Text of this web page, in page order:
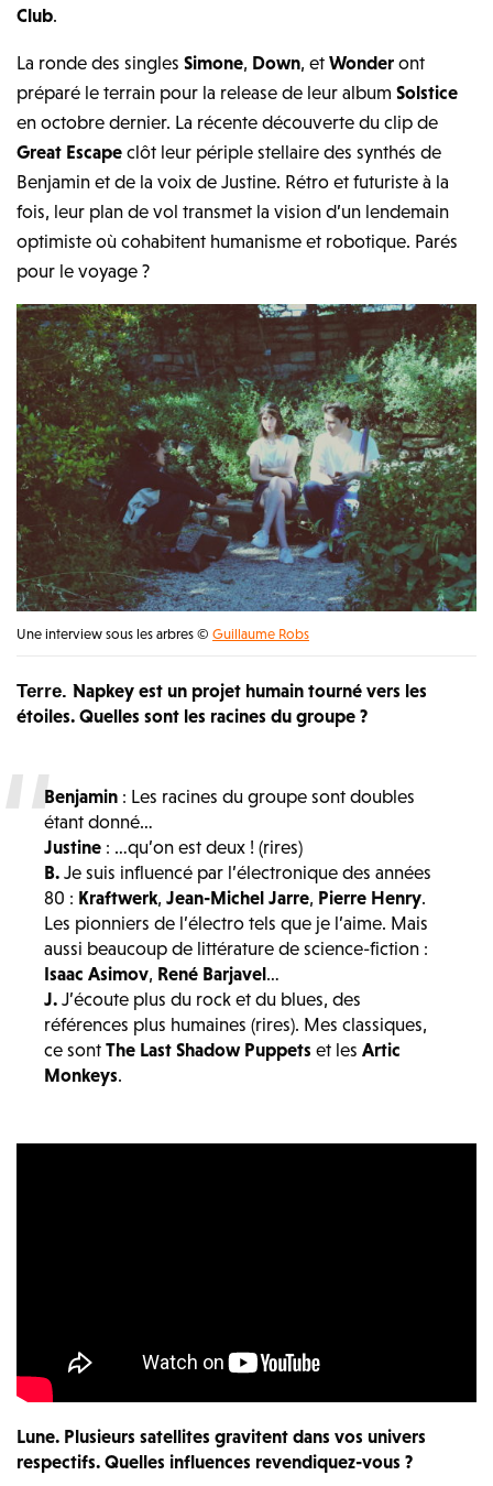
Club.
La ronde des singlesSimone, Down, etWonder ont
préparé le terrain pour la release de leur albumSolstice
en octobre dernier. La récente découverte du clip de
Great Escape clôt leur périple stellaire des synthés de
Benjamin et de la voix de Justine. Rétro et futuriste à la
fois, leur plan de vol transmet la vision d’un lendemain
optimiste où cohabitent humanisme et robotique. Parés
pour le voyage ?
Une interview sous les arbres © Guillaume Robs
Terre. Napkey est un projet humain tourné vers les
étoiles. Quelles sont les racines du groupe ?
Benjamin : Les racines du groupe sont doubles
étant donné…
Justine : …qu’on est deux ! (rires)
B. Je suis influencé par l’électronique des années
80 : Kraftwerk, Jean-Michel Jarre, Pierre Henry.
Les pionniers de l’électro tels que je l’aime. Mais
aussi beaucoup de littérature de science-fiction :
Isaac Asimov, René Barjavel…
J. J’écoute plus du rock et du blues, des
références plus humaines (rires). Mes classiques,
ce sont The Last Shadow Puppets et les Artic
Monkeys.
Lune. Plusieurs satellites gravitent dans vos univers
respectifs. Quelles influences revendiquez-vous ?